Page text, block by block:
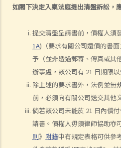
如閣下決定入稟法庭提出清盤訴訟，
提交清盤呈請書前，債權人須
1A)（要求有關公司還債的書
予（並非透過郵寄、傳真或其
辦事處，該公司有 21 日期限
除上述的要求書外，法例並無
前，必須向有關公司送交其他
倘若該公司未能於 21 日內償
請書。債權人毋須律師協助亦
則》 附錄中有規定表格可供參
4. 破產會帶來甚麼後果？
6. 在破產令頒布後，破產人必須履行
行甚麼活動？
7. 當法庭頒布破產令後，債權人可採
8. 出售破產人資產後的償付順序是如
9. 如果我被拖欠薪金，我可否向老闆
10. 破產人於何時才能獲法庭解除破產
否仍需要償還債項？
11. 破產訴訟可牽涉到甚麼刑事罪行？
C. 舉例說明